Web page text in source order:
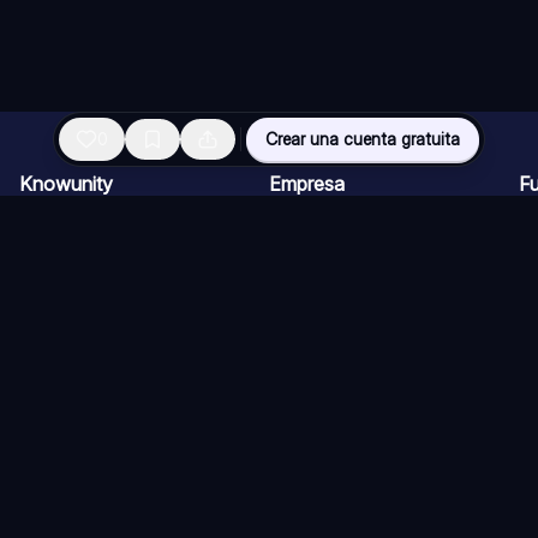
Crear una cuenta gratuita
Knowunity Empresa